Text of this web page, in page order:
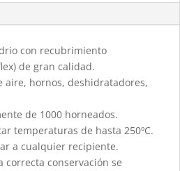
con recubrimiento
de gran calidad.
aire, hornos, deshidratadores,
de 1000 horneados.
temperaturas de hasta 250ºC.
a cualquier recipiente.
correcta conservación se